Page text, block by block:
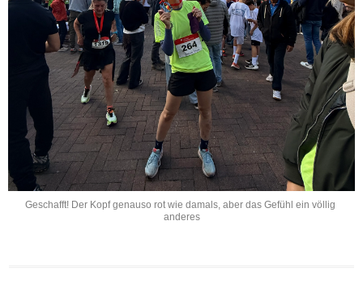
Geschafft! Der Kopf genauso rot wie damals, aber das Gefühl ein völlig
anderes